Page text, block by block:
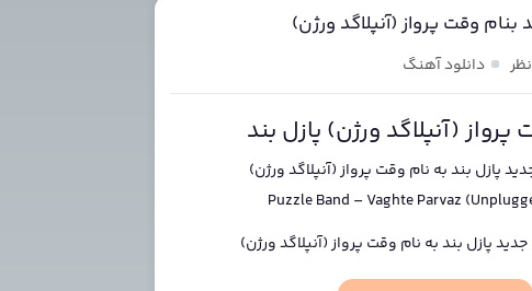
بنام وقت پرواز (آنپلاگد ورژن)
دانلود آهنگ
(آنپلاگد ورژن) پازل بند
پازل بندبه نام وقت پرواز (آنپلاگد ورژن)
Puzzle Band –Vaghte Parvaz